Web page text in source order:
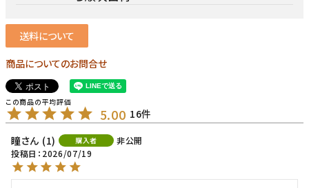
送料について
商品についてのお問合せ
5.00 16
瞳
1 購入者
非公開
投稿日
2026/07/19